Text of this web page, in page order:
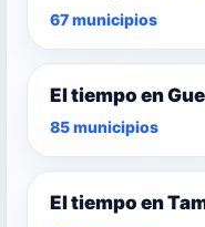
67 municipios
El tiempo en
85 municipios
El tiempo en